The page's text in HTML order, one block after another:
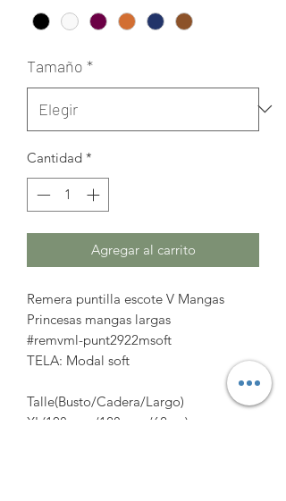
Tamaño *
Cantidad *
Agregar al carrito
Remera puntilla escote V Mangas
Princesas mangas largas
#remvml-punt2922msoft
TELA: Modal soft
Talle(Busto/Cadera/Largo)
XL(108cm+/128cm+/62cm)